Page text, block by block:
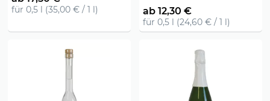
für 0,5 l (35,00 € / 1 l) ab 12,30 €
für 0,5 l (24,60 € / 1 l)